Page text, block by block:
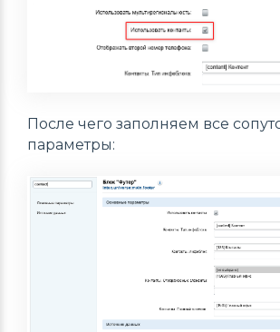
После чего заполняем все
параметры: